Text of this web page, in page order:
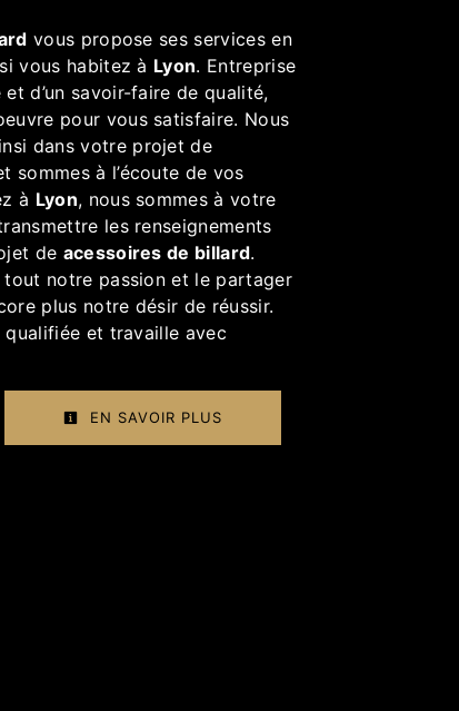
vous propose ses services en
vous habitez à Lyon. Entreprise
et d’un savoir-faire de qualité,
pour vous satisfaire. Nous
dans votre projet de
sommes à l’écoute de vos
à Lyon, nous sommes à votre
les renseignements
de acessoires de billard.
notre passion et le partager
plus notre désir de réussir.
et travaille avec
EN SAVOIR PLUS